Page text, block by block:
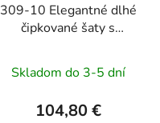
309-10 Elegantné dlhé
čipkované šaty s
béžové
Skladom do 3-5 dní
104,80 €